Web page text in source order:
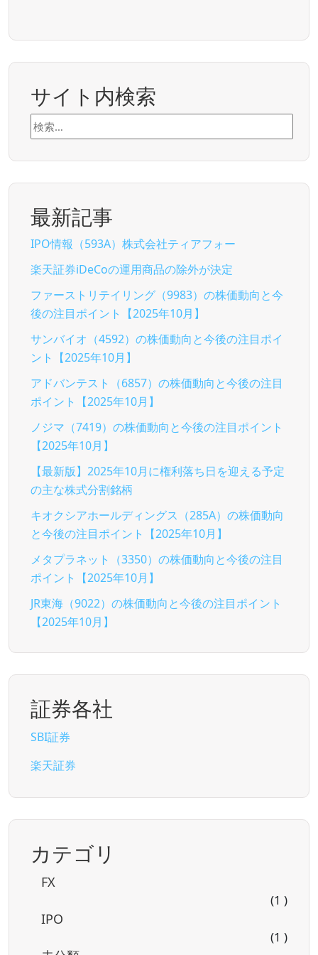
サイト内検索
検
索:
最新記事
IPO情報（593A）株式会社ティアフォー
楽天証券iDeCoの運用商品の除外が決定
ファーストリテイリング（9983）の株価動向と今
後の注目ポイント【2025年10月】
サンバイオ（4592）の株価動向と今後の注目ポイ
ント【2025年10月】
アドバンテスト（6857）の株価動向と今後の注目
ポイント【2025年10月】
ノジマ（7419）の株価動向と今後の注目ポイント
【2025年10月】
【最新版】2025年10月に権利落ち日を迎える予定
の主な株式分割銘柄
キオクシアホールディングス（285A）の株価動向
と今後の注目ポイント【2025年10月】
メタプラネット（3350）の株価動向と今後の注目
ポイント【2025年10月】
JR東海（9022）の株価動向と今後の注目ポイント
【2025年10月】
証券各社
SBI証券
楽天証券
カテゴリ
FX
(1 )
IPO
(1 )